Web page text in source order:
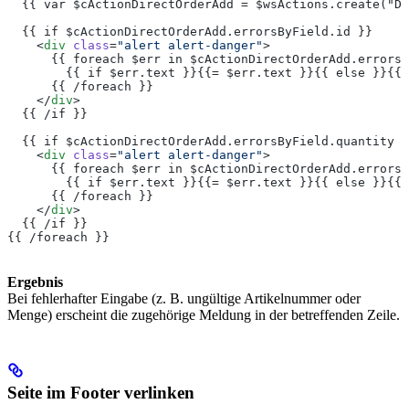
{{ var $cActionDirectOrderAdd =
  {{ if $cActionDirectOrderAdd.errorsByField.id }}
    <
div class="alert alert-danger">
{{ foreach $err in
{{ if $err.text }}{{= $err.text }}{{ else
      {{ /foreach }}
    </
div>
  {{ /if }}
{{ if $cActionDirectOrderAdd.errorsByField.quantity
    <
div class="alert alert-danger">
{{ foreach $err in
{{ if $err.text }}{{= $err.text }}{{ else
      {{ /foreach }}
    </
div>
  {{ /if }}
{{ /foreach }}
Ergebnis
Bei fehlerhafter Eingabe (z. B. ungültige Artikelnummer oder
Menge) erscheint die zugehörige Meldung in der betreffenden Zeile.
Seite im Footer verlinken